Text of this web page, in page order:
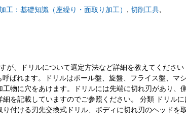
工：基礎知識（座繰り・面取り加工） , 切削工具,
、ドリルについて選定方法など詳細を教えてください
ばれます。ドリルはボール盤、旋盤、フライス盤、マ
物に穴をあけます。ドリルには先端に切れ刃があり、
を記載していますのでご参照ください。 分類 ドリルに
付ける刃先交換式ドリル、ボディに切れ刃のヘッドを